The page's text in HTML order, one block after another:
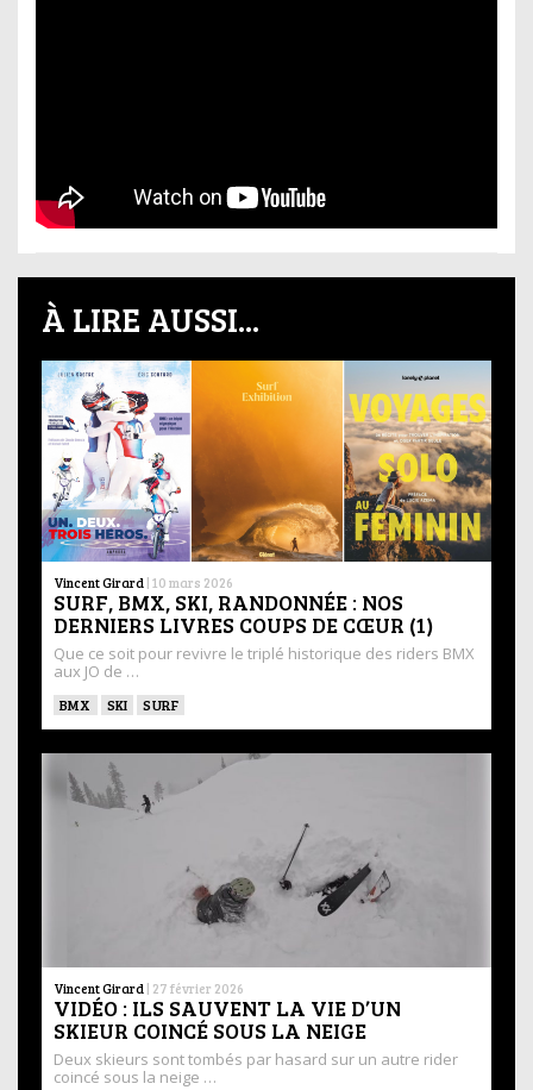
À LIRE AUSSI...
Vincent Girard | 10 mars 2026
SURF, BMX, SKI, RANDONNÉE : NOS
DERNIERS LIVRES COUPS DE CŒUR (1)
Que ce soit pour revivre le triplé historique des riders BMX
aux JO de …
BMX SKI SURF
Vincent Girard | 27 février 2026
VIDÉO : ILS SAUVENT LA VIE D’UN
SKIEUR COINCÉ SOUS LA NEIGE
Deux skieurs sont tombés par hasard sur un autre rider
coincé sous la neige …